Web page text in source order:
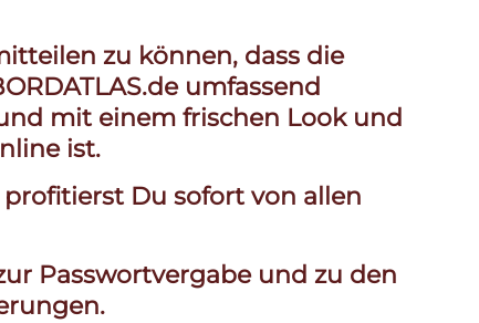
zu können, dass die
umfassend
mit einem frischen Look und
ist.
Du sofort von allen
Passwortvergabe und zu den